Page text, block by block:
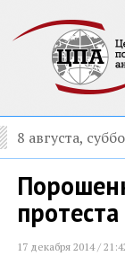
8 августа,
17 декабря 2014 /